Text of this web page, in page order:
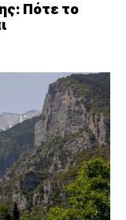
Πότε το